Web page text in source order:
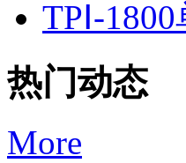
TPⅠ-
热门动态
More